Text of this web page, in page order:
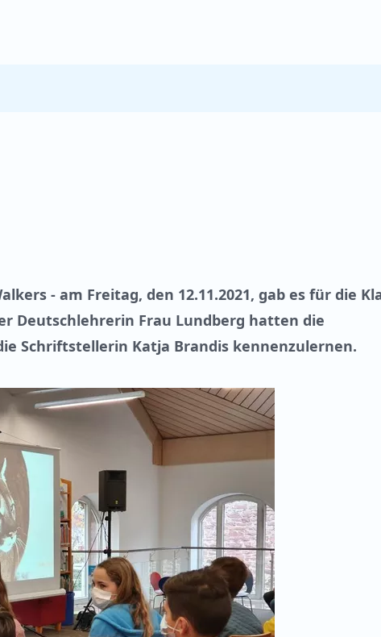
- am Freitag, den 12.11.2021, gab es für die
Deutschlehrerin Frau Lundberg hatten die
Schriftstellerin Katja Brandis kennenzulernen.